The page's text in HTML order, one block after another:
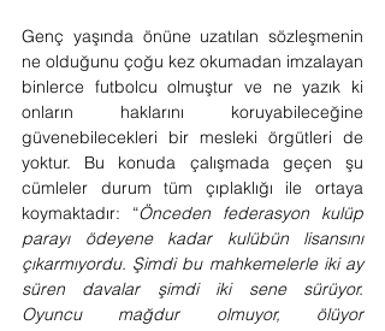
Genç yaşında önüne uzatılan sözleşmenin
ne olduğunu çoğu kez okumadan imzalayan
binlerce futbolcu olmuştur ve ne yazık ki
onların haklarını koruyabileceğine
güvenebilecekleri bir mesleki örgütleri de
yoktur. Bu konuda çalışmada geçen şu
cümleler durum tüm çıplaklığı ile ortaya
koymaktadır: “Önceden federasyon kulüp
parayı ödeyene kadar kulübün lisansını
çıkarmıyordu. Şimdi bu mahkemelerle iki ay
süren davalar şimdi iki sene sürüyor.
Oyuncu mağdur olmuyor, ölüyor